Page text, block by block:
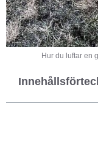
Hur du luftar en